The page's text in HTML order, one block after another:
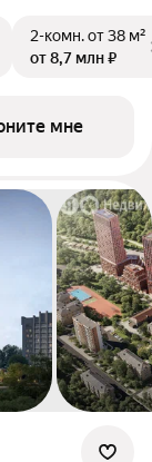
2-комн.от 38 м²
от 8,7 млн ₽
мне